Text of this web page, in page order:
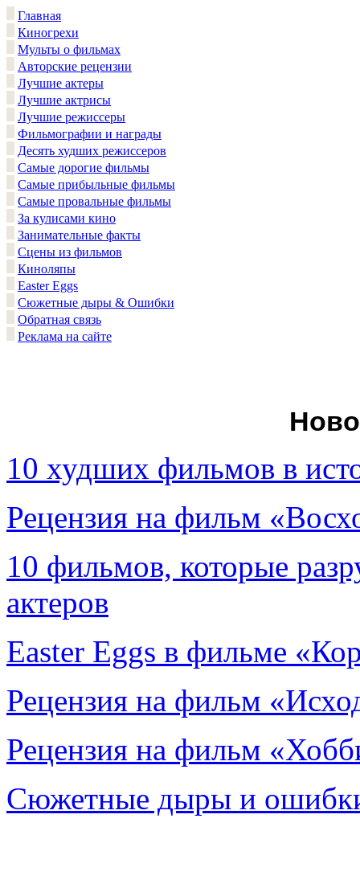
Главная
Киногрехи
Мульты о фильмах
Авторские рецензии
Лучшие актеры
Лучшие актрисы
Лучшие режиссеры
Фильмографии и награды
Десять худших режиссеров
Самые дорогие фильмы
Самые прибыльные фильмы
Самые провальные фильмы
За кулисами кино
Занимательные факты
Сцены из фильмов
Киноляпы
Easter Eggs
Сюжетные дыры & Ошибки
Обратная связь
Реклама на сайте
10 худших фильмов в
Рецензия на фильм
10 фильмов, которые
актеров
Easter Eggs в фильме
Рецензия на фильм
Рецензия на фильм
Сюжетные дыры и